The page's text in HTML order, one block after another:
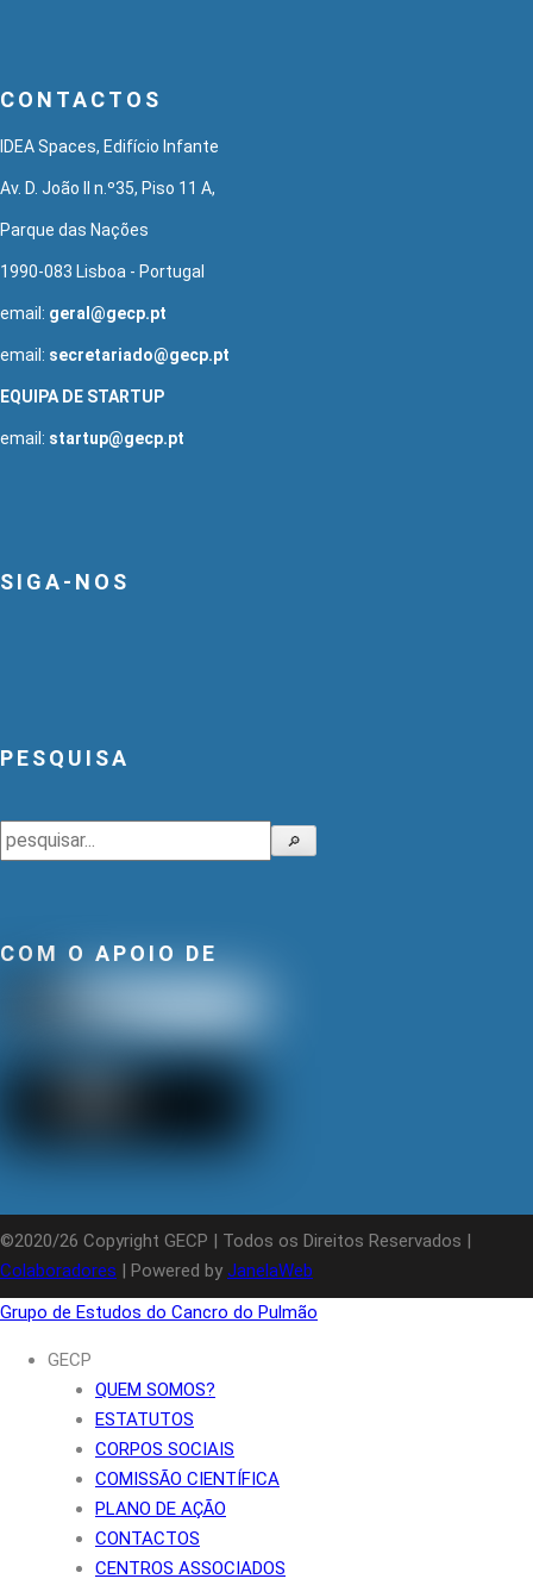
CONTACTOS
IDEA Spaces, Edifício Infante
Av. D. João II n.º35, Piso 11 A,
Parque das Nações
1990-083 Lisboa - Portugal
email: geral@gecp.pt
email: secretariado@gecp.pt
EQUIPA DE STARTUP
email: startup@gecp.pt
SIGA-NOS
PESQUISA
Pesquisar 🔎
COM O APOIO DE
©2020/26 Copyright GECP | Todos os Direitos Reservados |
Colaboradores | Powered by JanelaWeb
Grupo de Estudos do Cancro do Pulmão
GECP
QUEM SOMOS?
ESTATUTOS
CORPOS SOCIAIS
COMISSÃO CIENTÍFICA
PLANO DE AÇÃO
CONTACTOS
CENTROS ASSOCIADOS